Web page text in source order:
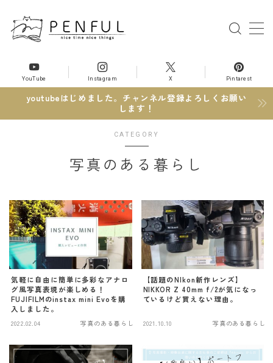
MENU
写真のある暮らし photo
フィルムカメラ機材
life style
interior
ものづくり crafts
コーヒー coffee
中央線散歩 sanpo
お知らせ
About/Contact
YouTube Instagram X Pintarest
youtubeはじめました。チャンネル登録よろしくお願い
します！
CATEGORY
写真のある暮らし
気軽に自由に簡単に多彩なアナロ
グ風写真表現が楽しめる！
FUJIFILMのinstax mini Evoを購
入しました。
2022.02.04 写真のある暮らし
【話題のNIkon新作レンズ】
NIKKOR Z 40mm f/2が気になっ
ているけど買えない理由。
2021.10.10 写真のある暮らし